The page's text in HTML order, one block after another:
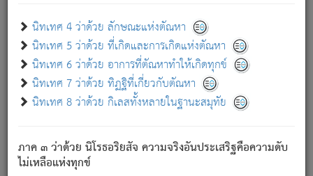
นิทเทศ 4 ว่าด้วย ลักษณะแห่งตัณหา
นิทเทศ 5 ว่าด้วย ที่เกิดและการเกิดแห่งตัณหา
นิทเทศ 6 ว่าด้วย อาการที่ตัณหาทำให้เกิดทุกข์
นิทเทศ 7 ว่าด้วย ทิฏฐิที่เกี่ยวกับตัณหา
นิทเทศ 8 ว่าด้วย กิเลสทั้งหลายในฐานะสมุทัย
ภาค ๓ ว่าด้วย นิโรธอริยสัจ ความจริงอันประเสริฐคือความดับ
ไม่เหลือแห่งทุกข์
อย่างนี้อยู่; เขาย่อมละภวตัณหาได้ และไม่เพลิดเพลินวิภวตัณหา
ด้วย.
ความดับเพราะความสำรอกไม่เหลือ (แห่งภพทั้งหลาย)
เพราะความสิ้นไปแห่งตัณหาโดยประการทั้งปวง นั้นคือ
นิพพาน.
ภพใหม่ย่อมไม่มีแก่ภิกษุนั้น ผู้ดับเย็นสนิทแล้ว เพราะไม่มี
ภิกษุนั้น เป็นผู้ครอบงำมารได้แล้ว ชนะสงครามแล้ว ก้าวล่วง
ภพทั้งหลายทั้งปวงได้แล้ว เป็นผู้คงที่ (คือไม่เปลี่ยนแปลงอีกต่อ